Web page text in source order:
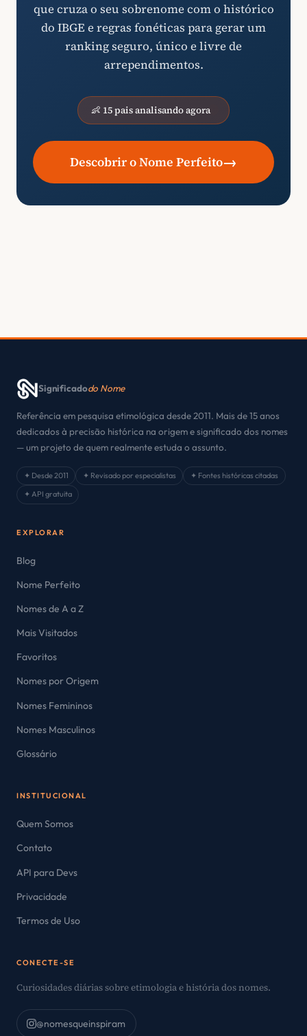
que cruza o seu sobrenome com o histórico
do IBGE e regras fonéticas para gerar um
ranking seguro, único e livre de
arrependimentos.
👶 15 pais analisando agora
Descobrir o Nome Perfeito→
Significadodo Nome
Referência em pesquisa etimológica desde 2011. Mais de 15 anos
dedicados à precisão histórica na origem e significado dos nomes
— um projeto de quem realmente estuda o assunto.
✦ Desde 2011 ✦ Revisado por especialistas
✦ Fontes históricas citadas
✦ API gratuita
EXPLORAR
Blog
Nome Perfeito
Nomes de A a Z
Mais Visitados
Favoritos
Nomes por Origem
Nomes Femininos
Nomes Masculinos
Glossário
INSTITUCIONAL
Quem Somos
Contato
API para Devs
Privacidade
Termos de Uso
CONECTE-SE
Curiosidades diárias sobre etimologia e história dos nomes.
@nomesqueinspiram